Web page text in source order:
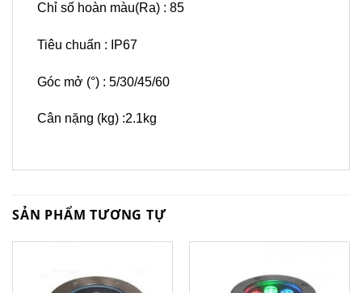
Chỉ số hoàn màu(Ra) : 85
Tiêu chuẩn : IP67
Góc mở (°) : 5/30/45/60
Cân nặng (kg) :2.1kg
SẢN PHẨM TƯƠNG TỰ